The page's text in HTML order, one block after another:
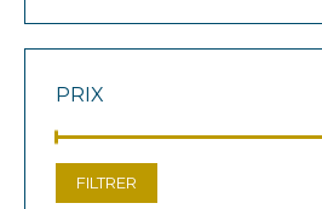
PRIX
FILTRER